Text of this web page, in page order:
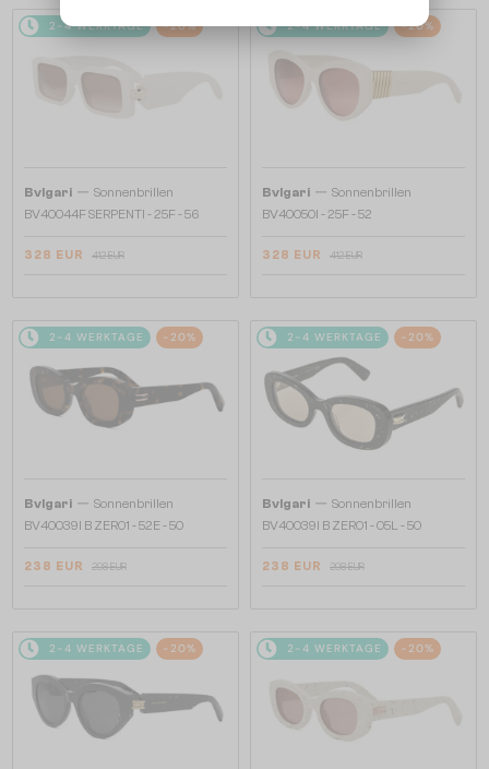
2-4 WERKTAGE -20%
Bvlgari — Sonnenbrillen
BV40044F SERPENTI - 25F - 56
328 EUR 412 EUR
2-4 WERKTAGE -20%
Bvlgari — Sonnenbrillen
BV40050I - 25F - 52
328 EUR 412 EUR
2-4 WERKTAGE -20%
Bvlgari — Sonnenbrillen
BV40039I B ZERO1 - 52E - 50
238 EUR 298 EUR
2-4 WERKTAGE -20%
Bvlgari — Sonnenbrillen
BV40039I B ZERO1 - 05L - 50
238 EUR 298 EUR
2-4 WERKTAGE -20% 2-4 WERKTAGE -20%